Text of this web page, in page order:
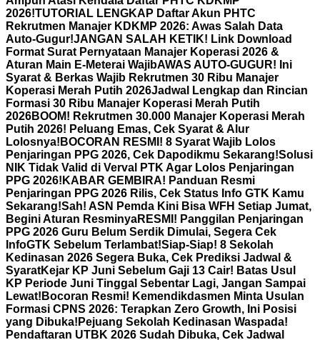
2026!TUTORIAL LENGKAP Daftar Akun PHTC
Rekrutmen Manajer KDKMP 2026: Awas Salah Data
Auto-Gugur!JANGAN SALAH KETIK! Link Download
Format Surat Pernyataan Manajer Koperasi 2026 &
Aturan Main E-Meterai WajibAWAS AUTO-GUGUR! Ini
Syarat & Berkas Wajib Rekrutmen 30 Ribu Manajer
Koperasi Merah Putih 2026Jadwal Lengkap dan Rincian
Formasi 30 Ribu Manajer Koperasi Merah Putih
2026BOOM! Rekrutmen 30.000 Manajer Koperasi Merah
Putih 2026! Peluang Emas, Cek Syarat & Alur
Lolosnya! BOCORAN RESMI! 8 Syarat Wajib Lolos
Penjaringan PPG 2026, Cek Dapodikmu Sekarang!Solusi
NIK Tidak Valid di Verval PTK Agar Lolos Penjaringan
PPG 2026! KABAR GEMBIRA! Panduan Resmi
Penjaringan PPG 2026 Rilis, Cek Status Info GTK Kamu
Sekarang!Sah! ASN Pemda Kini Bisa WFH Setiap Jumat,
Begini Aturan ResminyaRESMI! Panggilan Penjaringan
PPG 2026 Guru Belum Serdik Dimulai, Segera Cek
InfoGTK Sebelum Terlambat!Siap-Siap! 8 Sekolah
Kedinasan 2026 Segera Buka, Cek Prediksi Jadwal &
SyaratKejar KP Juni Sebelum Gaji 13 Cair! Batas Usul
KP Periode Juni Tinggal Sebentar Lagi, Jangan Sampai
Lewat! Bocoran Resmi! Kemendikdasmen Minta Usulan
Formasi CPNS 2026: Terapkan Zero Growth, Ini Posisi
yang Dibuka! Pejuang Sekolah Kedinasan Waspada!
Pendaftaran UTBK 2026 Sudah Dibuka, Cek Jadwal